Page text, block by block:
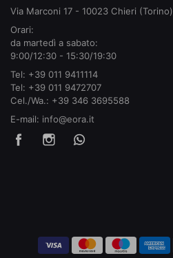
Via Marconi 17 - 10023 Chieri (Torino)
Orari:
da martedì a sabato:
9:00/12:30 - 15:30/19:30
Tel: +39 011 9411114
Tel: +39 011 9472707
Cel./Wa.: +39 346 3695588
E-mail: info@eora.it